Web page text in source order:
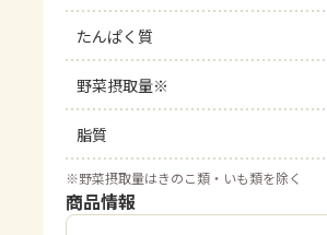
たんぱく質
野菜摂取量※
脂質
※野菜摂取量はきのこ類・いも類を除く
商品情報